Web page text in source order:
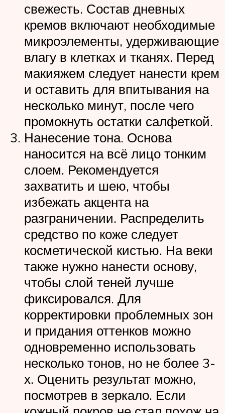
свежесть. Состав дневных
кремов включают необходимые
микроэлементы, удерживающие
влагу в клетках и тканях. Перед
макияжем следует нанести крем
и оставить для впитывания на
несколько минут, после чего
промокнуть остатки салфеткой.
Нанесение тона. Основа
наносится на всё лицо тонким
слоем. Рекомендуется
захватить и шею, чтобы
избежать акцента на
разграничении. Распределить
средство по коже следует
косметической кистью. На веки
также нужно нанести основу,
чтобы слой теней лучше
фиксировался. Для
корректировки проблемных зон
и придания оттенков можно
одновременно использовать
несколько тонов, но не более 3-
х. Оценить результат можно,
посмотрев в зеркало. Если